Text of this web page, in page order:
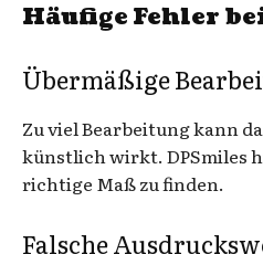
Häufige Fehler
Übermäßige
Zu viel Bearbeitung kann
künstlich wirkt. DPSmiles
richtige Maß zu finden.
Falsche